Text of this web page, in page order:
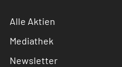
Alle Aktien
Mediathek
Newsletter